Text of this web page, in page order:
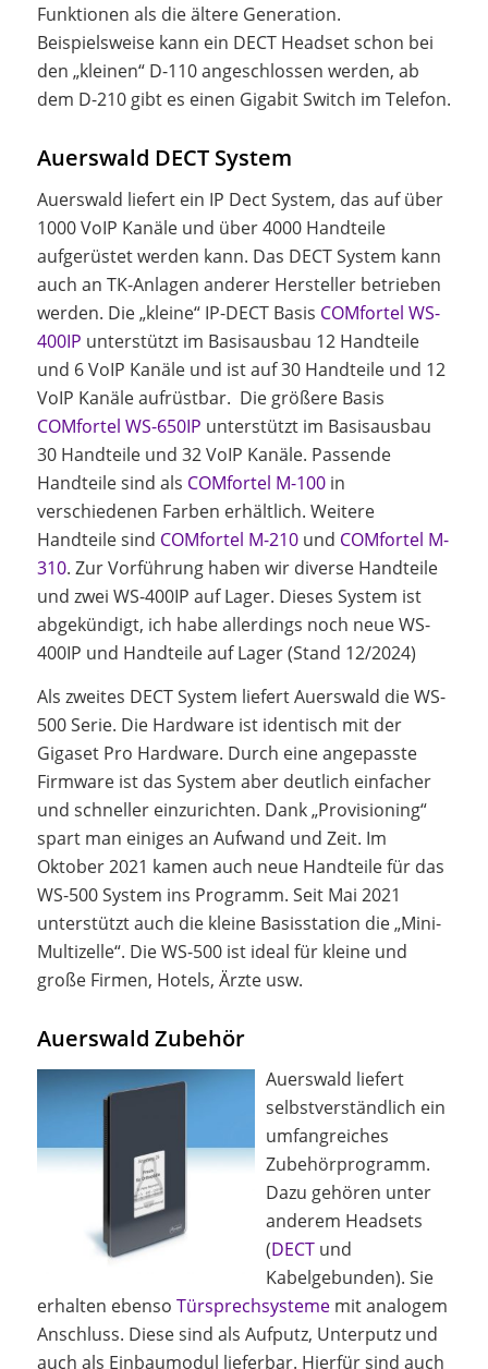
Funktionen als die ältere Generation.
Beispielsweise kann ein DECT Headset schon bei
den „kleinen“ D-110 angeschlossen werden, ab
dem D-210 gibt es einen Gigabit Switch im Telefon.
Auerswald DECT System
Auerswald liefert ein IP Dect System, das auf über
1000 VoIP Kanäle und über 4000 Handteile
aufgerüstet werden kann. Das DECT System kann
auch an TK-Anlagen anderer Hersteller betrieben
werden. Die „kleine“ IP-DECT Basis COMfortel WS-
400IP unterstützt im Basisausbau 12 Handteile
und 6 VoIP Kanäle und ist auf 30 Handteile und 12
VoIP Kanäle aufrüstbar. Die größere Basis
COMfortel WS-650IP unterstützt im Basisausbau
30 Handteile und 32 VoIP Kanäle. Passende
Handteile sind als COMfortel M-100in
verschiedenen Farben erhältlich. Weitere
Handteile sind COMfortel M-210und COMfortel M-
310. Zur Vorführung haben wir diverse Handteile
und zwei WS-400IP auf Lager. Dieses System ist
abgekündigt, ich habe allerdings noch neue WS-
400IP und Handteile auf Lager (Stand 12/2024)
Als zweites DECT System liefert Auerswald die WS-
500 Serie. Die Hardware ist identisch mit der
Gigaset Pro Hardware. Durch eine angepasste
Firmware ist das System aber deutlich einfacher
und schneller einzurichten. Dank „Provisioning“
spart man einiges an Aufwand und Zeit. Im
Oktober 2021 kamen auch neue Handteile für das
WS-500 System ins Programm. Seit Mai 2021
unterstützt auch die kleine Basisstation die „Mini-
Multizelle“. Die WS-500 ist ideal für kleine und
große Firmen, Hotels, Ärzte usw.
Auerswald Zubehör
Auerswald liefert
selbstverständlich ein
umfangreiches
Zubehörprogramm.
Dazu gehören unter
anderem Headsets
(DECTund
Kabelgebunden). Sie
erhalten ebenso Türsprechsystememit analogem
Anschluss. Diese sind als Aufputz, Unterputz und
auch als Einbaumodul lieferbar. Hierfür sind auch